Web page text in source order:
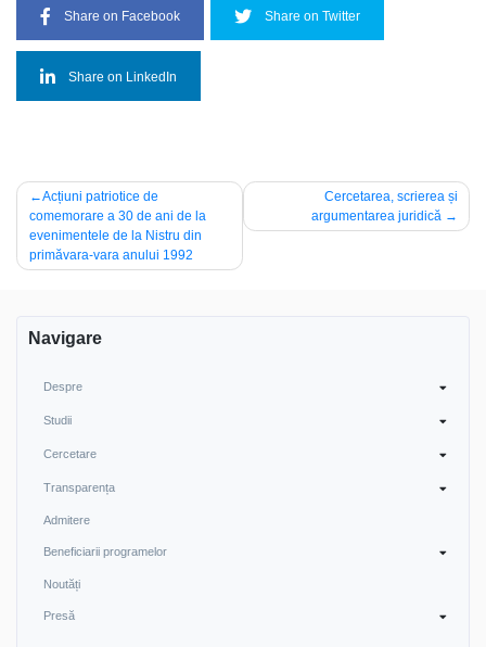
Share on Facebook Share on Twitter
Share on LinkedIn
Post
navigation
Acțiuni patriotice de
comemorare a 30 de ani de la
evenimentele de la Nistru din
primăvara-vara anului 1992
Cercetarea, scrierea și
argumentarea juridică
Navigare
Despre
Studii
Cercetare
Transparența
Admitere
Beneficiarii programelor
Noutăți
Presă